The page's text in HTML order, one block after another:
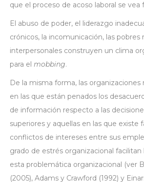
que el proceso de acoso laboral se vea
El abuso de poder, el liderazgo
crónicos, la incomunicación, las pobres
interpersonales construyen un clima
para el mobbing.
De la misma forma, las organizaciones
en las que están penados los
de información respecto a las
superiores y aquellas en las que existe
conflictos de intereses entre sus
grado de estrés organizacional facilitan
esta problemática organizacional (ver
(2005), Adams y Crawford (1992) y